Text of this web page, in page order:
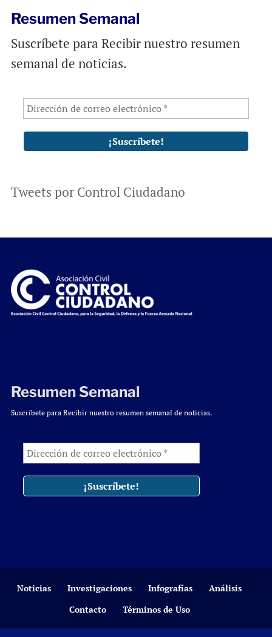
Resumen Semanal
Suscríbete para Recibir nuestro resumen
semanal de noticias.
Tweets por Control Ciudadano
Resumen Semanal
Suscríbete para Recibir nuestro resumen semanal de noticias.
Noticias Investigaciones Infografías
Análisis
Contacto
Términos de Uso